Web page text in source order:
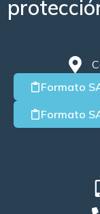
Formato
Formato